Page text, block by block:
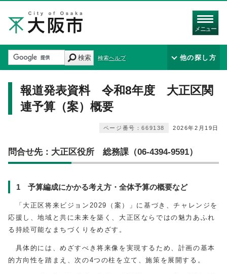
メニュー
検索 検索ヘルプ 他の探し方
報道発表資料 令和8年度 大正区関
連予算（案）概要
2026年2月19日
ページ番号：669138
問合せ先：大正区役所 総務課（06-4394-9591）
1 予算編成にかかる考え方・全体予算の概要など
「大正区将来ビジョン 2029
（案）」に基づき、チャレンジを
応援し、地域と共に未来を築く、大正区ならではの魅力あふれ
る持続可能なまちづくりをめざす。
具体的には、めざすべき将来像を実現するため、計画の基本
的方向性を踏まえ、次の4つの柱を立て、施策を展開する。